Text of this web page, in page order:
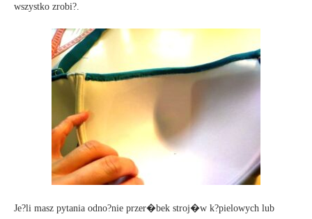
wszystko zrobi?.
Je?li masz pytania odno?nie przer�bek stroj�w k?pielowych lub